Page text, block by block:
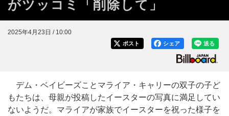
がツッコミ「削除して」
2025年4月23日 / 10:00
送る
シェア
ポスト
デム・ベイビーズことマライア・キャリーの双子の子ど
もたちは、母親が投稿したイースターの写真に満足してい
ないようだ。マライアが家族でイースターを祝った様子を